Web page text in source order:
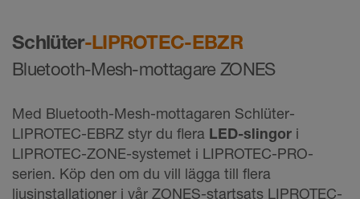
Schlüter-LIPROTEC-EBZR
Bluetooth-Mesh-mottagare ZONES
Med Bluetooth-Mesh-mottagaren Schlüter-
LIPROTEC-EBRZ styr du flera LED-slingor i
LIPROTEC-ZONE-systemet i LIPROTEC-PRO-
serien. Köp den om du vill lägga till flera
ljusinstallationer i vår ZONES-startsats LIPROTEC-